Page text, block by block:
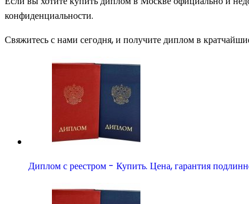
конфиденциальности.
Свяжитесь с нами сегодня, и получите диплом в
Диплом с реестром - Купить. Цена, гарантия